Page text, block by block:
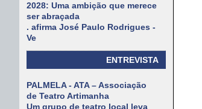
2028: Uma ambição que merece
ser abraçada
. afirma José Paulo Rodrigues -
Ve
ENTREVISTA
PALMELA - ATA – Associação
de Teatro Artimanha
Um grupo de teatro local leva